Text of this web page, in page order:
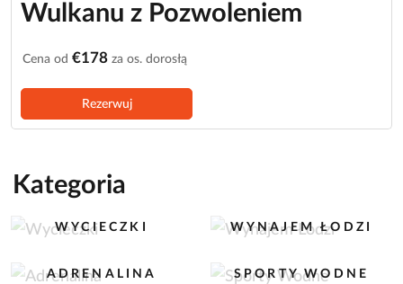
Wulkanu z Pozwoleniem
Cena od €178 za os. dorosłą
Rezerwuj
Kategoria
WYCIECZKI WYNAJEM ŁODZI
ADRENALINA SPORTY WODNE